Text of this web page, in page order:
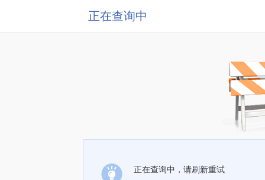
正在查询中
正在查询中，请刷新重试